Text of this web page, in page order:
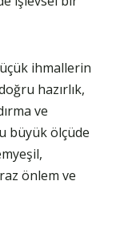
ihmallerin
hazırlık,
ve
büyük ölçüde
önlem ve